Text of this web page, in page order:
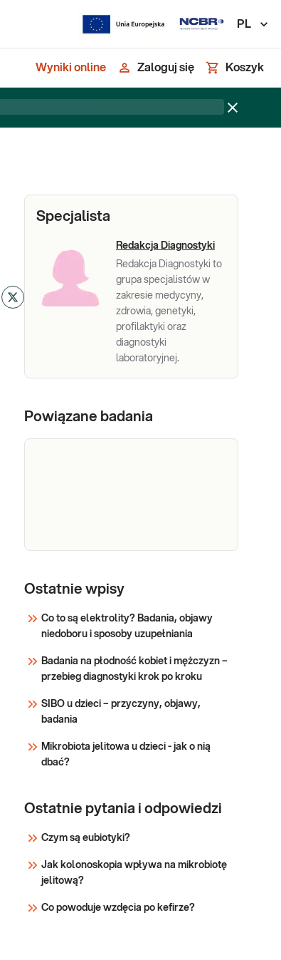
PL
Wyniki online Zaloguj się Koszyk
Specjalista
Redakcja Diagnostyki
Redakcja Diagnostyki to
grupa specjalistów w
zakresie medycyny,
zdrowia, genetyki,
profilaktyki oraz
diagnostyki
laboratoryjnej.
Powiązane badania
HCG gonadotropiny kosmówkowej (HCG)
potwierdzeniu i ocenie rozwoju
ciąży; w diagnostyce ciąży
ryzyka samoistnego poronienia i
przedwczesnego porodu oraz w
Sprawdź
Ostatnie wpisy
Co to są elektrolity? Badania, objawy
niedoboru i sposoby uzupełniania
Badania na płodność kobiet i mężczyzn –
przebieg diagnostyki krok po kroku
SIBO u dzieci – przyczyny, objawy,
badania
Mikrobiota jelitowa u dzieci - jak o nią
dbać?
Ostatnie pytania i odpowiedzi
Czym są eubiotyki?
Jak kolonoskopia wpływa na mikrobiotę
jelitową?
Co powoduje wzdęcia po kefirze?